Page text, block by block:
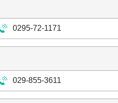
0295-72-1171
029-855-3611